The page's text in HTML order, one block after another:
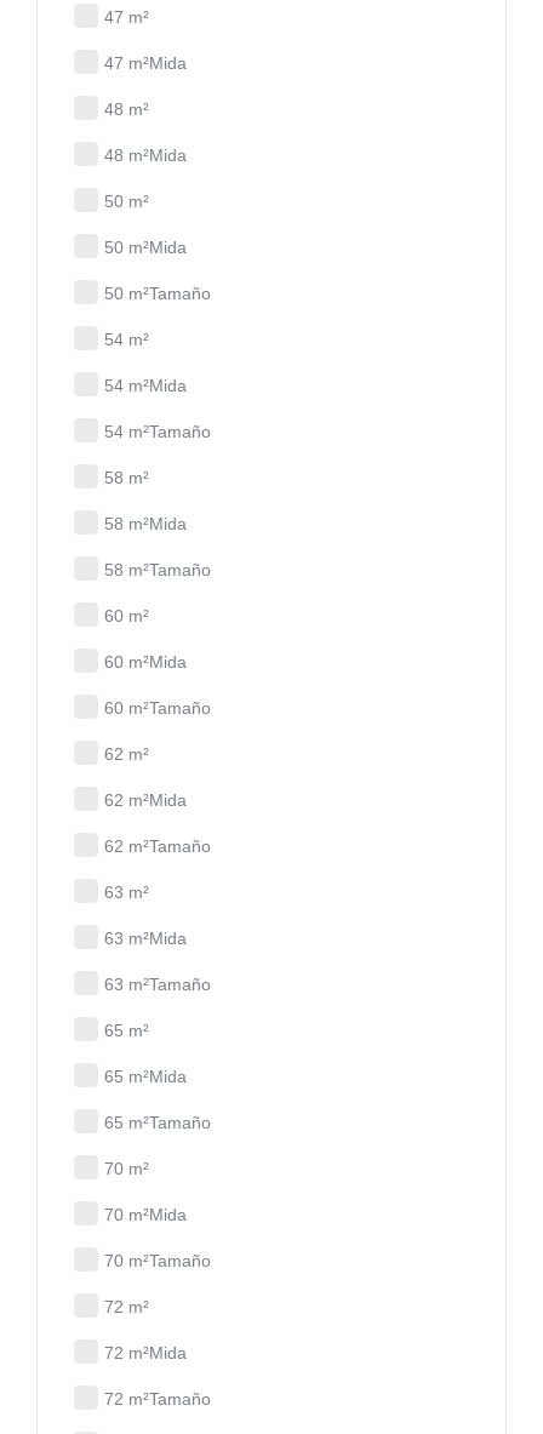
47 m²
47 m²Mida
48 m²
48 m²Mida
50 m²
50 m²Mida
50 m²Tamaño
54 m²
54 m²Mida
54 m²Tamaño
58 m²
58 m²Mida
58 m²Tamaño
60 m²
60 m²Mida
60 m²Tamaño
62 m²
62 m²Mida
62 m²Tamaño
63 m²
63 m²Mida
63 m²Tamaño
65 m²
65 m²Mida
65 m²Tamaño
70 m²
70 m²Mida
70 m²Tamaño
72 m²
72 m²Mida
72 m²Tamaño